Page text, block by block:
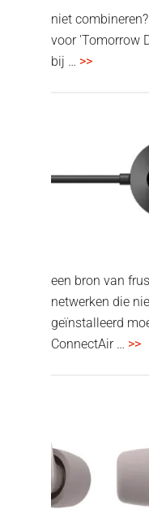
niet
voor 'Tomorrow
bij … >>
twist
een bron van
netwerken die
geïnstalleerd
ConnectAir … >>